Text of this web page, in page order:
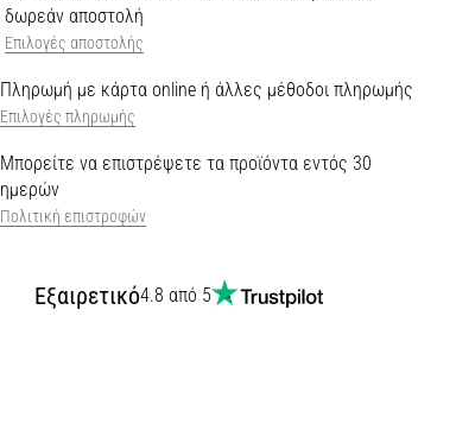
δωρεάν αποστολή
Επιλογές αποστολής
Πληρωμή με κάρτα online ή άλλες μέθοδοι πληρωμής
Επιλογές πληρωμής
Μπορείτε να επιστρέψετε τα προϊόντα εντός 30
ημερών
Πολιτική επιστροφών
Εξαιρετικό4.8 από 5